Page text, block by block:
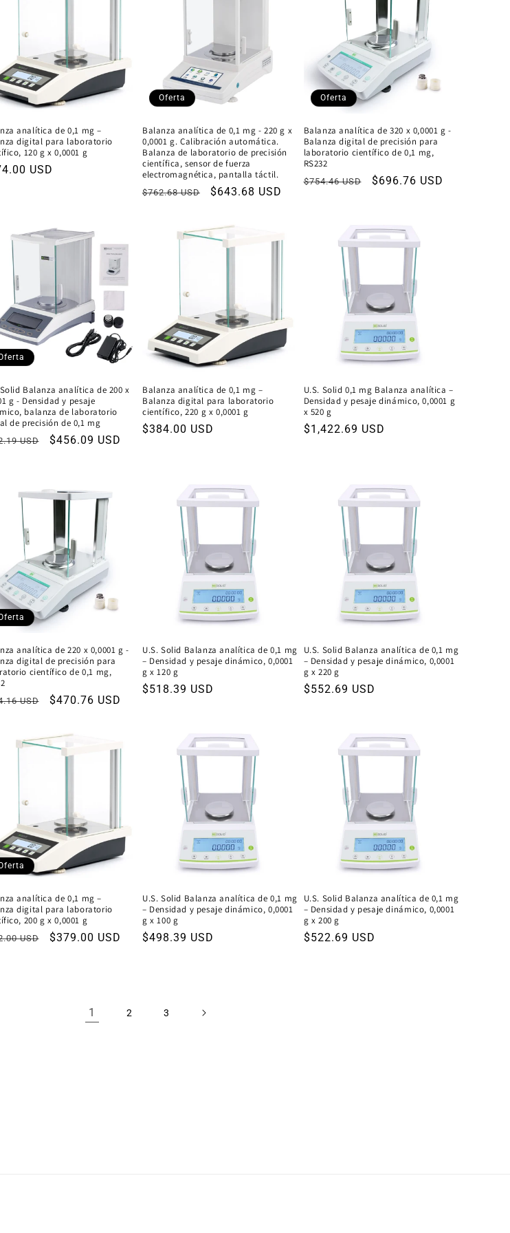
analítica de 0,1 mg –
digital para laboratorio
120 g x 0,0001 g
USD
Oferta
Balanza analítica de 0,1 mg - 220 g x
0,0001 g. Calibración automática.
Balanza de laboratorio de precisión
científica, sensor de fuerza
electromagnética, pantalla táctil.
Precio
$762.68 USD
Precio
oferta
$643.68 USD
Oferta
Balanza analítica de 320 x 0,0001 g -
Balanza digital de precisión para
laboratorio científico de 0,1 mg,
RS232
Precio
$754.46 USD
Precio
$696.76 USD
Balanza analítica de 200 x
g - Densidad y pesaje
balanza de laboratorio
de precisión de 0,1 mg
USD
Precio
$456.09 USD
Balanza analítica de 0,1 mg –
Balanza digital para laboratorio
científico, 220 g x 0,0001 g
Precio
$384.00 USD
U.S. Solid 0,1 mg Balanza analítica –
Densidad y pesaje dinámico, 0,0001 g
x 520 g
Precio
$1,422.69 USD
analítica de 220 x 0,0001 g -
digital de precisión para
científico de 0,1 mg,
USD
Precio
oferta
$470.76 USD
U.S. Solid Balanza analítica de 0,1 mg
– Densidad y pesaje dinámico, 0,0001
g x 120 g
Precio
$518.39 USD
U.S. Solid Balanza analítica de 0,1 mg
– Densidad y pesaje dinámico, 0,0001
g x 220 g
Precio
$552.69 USD
analítica de 0,1 mg –
digital para laboratorio
200 g x 0,0001 g
USD
Precio
$379.00 USD
U.S. Solid Balanza analítica de 0,1 mg
– Densidad y pesaje dinámico, 0,0001
g x 100 g
Precio
$498.39 USD
U.S. Solid Balanza analítica de 0,1 mg
– Densidad y pesaje dinámico, 0,0001
g x 200 g
Precio
$522.69 USD
1 2 3